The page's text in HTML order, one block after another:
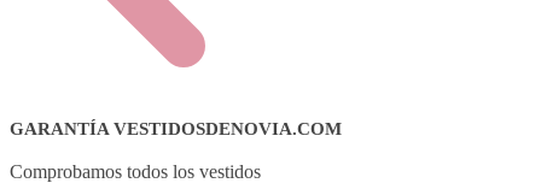
GARANTÍA VESTIDOSDENOVIA.COM
Comprobamos todos los vestidos